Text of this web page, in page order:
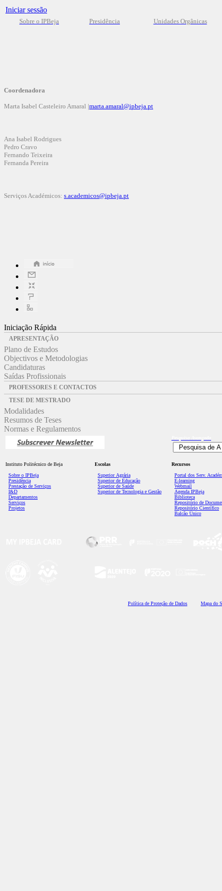
Iniciar sessão
Sobre o IPBeja Presidência Unidades Orgânicas
Coordenadora
Marta Isabel Casteleiro Amaral |marta.amaral@ipbeja.pt
Ana Isabel Rodrigues
Pedro Cravo
Fernando Teixeira
Fernanda Pereira
Serviços Académicos: s.academicos@ipbeja.pt
Iniciação Rápida
APRESENTAÇÃO
Plano de Estudos
Objectivos e Metodologias
Candidaturas
Saídas Profissionais
PROFESSORES E CONTACTOS
TESE DE MESTRADO
Modalidades
Resumos de Teses
Normas e Regulamentos
Instituto Politécnico de Beja
Sobre o IPBeja
Presidência
Prestação de Serviços
I&D
Departamentos
Serviços
Projetos
Escolas
Superior Agrária
Superior de Educação
Superior de Saúde
Superior de Tecnologia e Gestão
Recursos
Portal dos Serv.
E-learning
Webmail
Agenda IPBeja
Biblioteca
Repositório de
Repositório Científico
Balcão Único
Política de Proteção de Dados Mapa do